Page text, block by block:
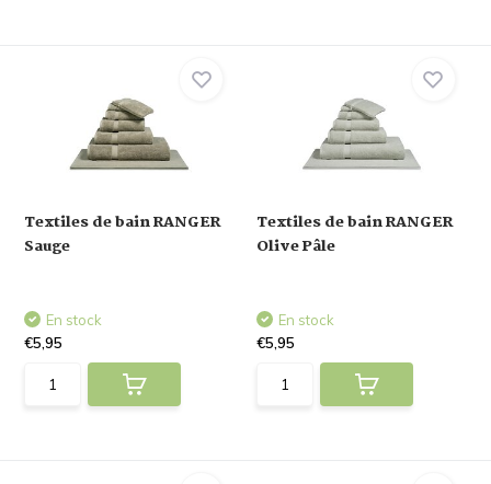
Textiles de bain RANGER
Sauge
En stock
€5,95
Textiles de bain RANGER
Olive Pâle
En stock
€5,95